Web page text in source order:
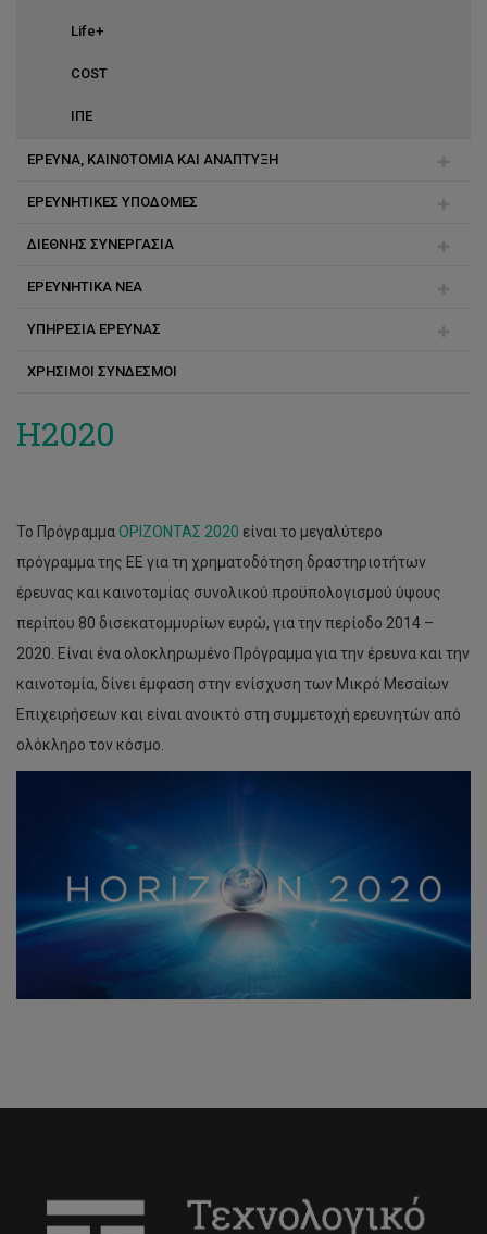
Life+
COST
ΙΠΕ
ΕΡΕΥΝΑ, ΚΑΙΝΟΤΟΜΙΑ ΚΑΙ ΑΝΑΠΤΥΞΗ
INTENT
Στατιστικά Στοιχεία
Χρηματοδοτούμενα Έργα
ΕΡΕΥΝΗΤΙΚΕΣ ΥΠΟΔΟΜΕΣ
Ερευνητικά Εργαστήρια
Ερευνητικά Κέντρα
ΔΙΕΘΝΗΣ ΣΥΝΕΡΓΑΣΙΑ
Erasmus
Γραφείο Διασύνδεσης
Διεθνής Συνεργασία
ΕΡΕΥΝΗΤΙΚΑ ΝΕΑ
Άρθρα-Δημοσιεύσεις
Case Studies
ΥΠΗΡΕΣΙΑ ΕΡΕΥΝΑΣ
Ανακοινώσεις
Υποβολή Αιτημάτων / Ενημέρωση Υπηρεσίας Έρευνας
ΧΡΗΣΙΜΟΙ ΣΥΝΔΕΣΜΟΙ
H2020
Το Πρόγραμμα ΟΡΙΖΟΝΤΑΣ 2020 είναι το μεγαλύτερο
πρόγραμμα της ΕΕ για τη χρηματοδότηση δραστηριοτήτων
έρευνας και καινοτομίας συνολικού προϋπολογισμού ύψους
περίπου 80 δισεκατομμυρίων ευρώ, για την περίοδο 2014 –
2020. Eίναι ένα ολοκληρωμένο Πρόγραμμα για την έρευνα και την
καινοτομία, δίνει έμφαση στην ενίσχυση των Μικρό Μεσαίων
Επιχειρήσεων και είναι ανοικτό στη συμμετοχή ερευνητών από
ολόκληρο τον κόσμο.